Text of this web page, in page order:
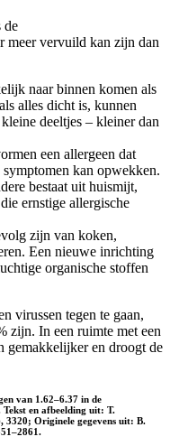
de
meer vervuild kan zijn dan
naar binnen komen als
alles dicht is, kunnen
deeltjes – kleiner dan
een allergeen dat
kan opwekken.
bestaat uit huismijt,
ernstige allergische
zijn van koken,
Een nieuwe inrichting
organische stoffen
virussen tegen te gaan,
zijn. In een ruimte met een
gemakkelijker en droogt de
van 1.62–6.37 in de
en afbeelding uit: T.
3320; Originele gegevens uit: B.